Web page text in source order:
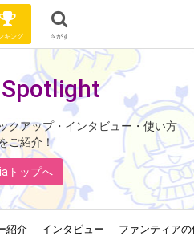
キング さがす
クアップ・インタビュー・使い方
ご紹介！
トップへ
紹介 インタビュー ファンティア